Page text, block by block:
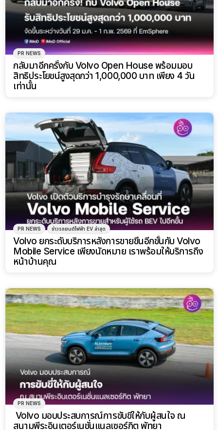
PR NEWS
กลับมาอีกครั้งกับ Volvo Open House พร้อมมอบ
สิทธิประโยชน์สูงสุดกว่า 1,000,000 บาท เพียง 4 วัน
เท่านั้น
PR NEWS ข่าวรถยนต์ไฟฟ้า EV ล่าสุด
Volvo ยกระดับบริการหลังการขายขึ้นอีกขั้นกับ Volvo
Mobile Service เพียงนัดหมาย เราพร้อมให้บริการถึง
หน้าบ้านคุณ
PR NEWS
Volvo มอบประสบการณ์การขับขี่ให้กับผู้สนใจ ณ
สนามพีระอินเตอร์เนชั่นแนลเซอร์กิต พัทยา